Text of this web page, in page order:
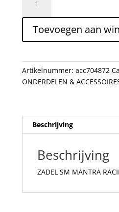
MANTRA
RACING
ZW/OR
Toevoegen aan
Artikelnummer: acc704872
ONDERDELEN &
Beschrijving
Beschrijving
ZADEL SM MANTRA